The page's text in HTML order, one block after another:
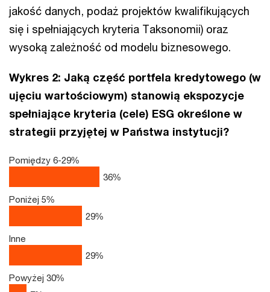
jakość danych, podaż projektów kwalifikujących
się i spełniających kryteria Taksonomii) oraz
wysoką zależność od modelu biznesowego.
Wykres 2: Jaką część portfela kredytowego (w
ujęciu wartościowym) stanowią ekspozycje
spełniające kryteria (cele) ESG określone w
strategii przyjętej w Państwa instytucji?
Pomiędzy 6-29%
36%
Poniżej 5%
29%
Inne
29%
Powyżej 30%